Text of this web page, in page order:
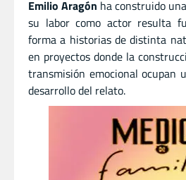
Emilio Aragón ha construido
su labor como actor resulta
forma a historias de distinta
en proyectos donde la
transmisión emocional ocupan
desarrollo del relato.